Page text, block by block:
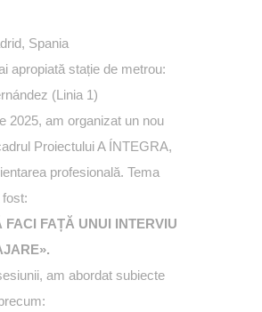
Spania
apropiată stație de metrou:
(Linia 1)
2025, am organizat un nou
Proiectului A ÍNTEGRA,
profesională. Tema
FACI FAȚĂ UNUI INTERVIU
am abordat subiecte